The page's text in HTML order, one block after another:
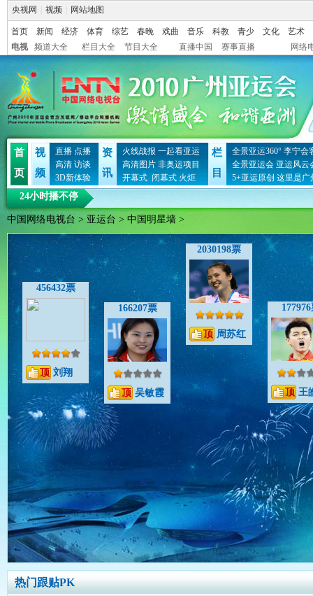
央视网 视频 网站地图
首页 新闻 经济 体育 综艺 春晚 戏曲 音乐 科教 青少 文化
艺术
电视
频道大全 栏目大全 节目大全 直播中国 赛事直播 网络
首
页
视
频
直播 点播
高清 访谈
3D新体验
资
讯
火线战报 一起看亚运
高清图片 非奥运项目
开幕式 闭幕式 火炬
栏
目
全景亚运360° 李宁会
全景亚运会 亚运风云
5+亚运原创 这里是广
24小时播不停
中国网络电视台 > 亚运台 > 中国明星墙 >
456432票
刘翔
166207票
吴敏霞
2030198票
周苏红
王
热门跟贴PK